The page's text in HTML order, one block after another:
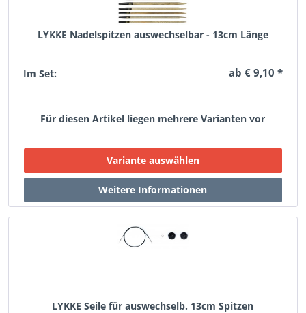
LYKKE Nadelspitzen auswechselbar - 13cm Länge
Im Set: ab € 9,10 *
Für diesen Artikel liegen mehrere Varianten vor
LYKKE Seile für auswechselb. 13cm Spitzen